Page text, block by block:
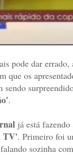
pode dar
que os
.
já está
TV'. Primeiro foi
sozinha